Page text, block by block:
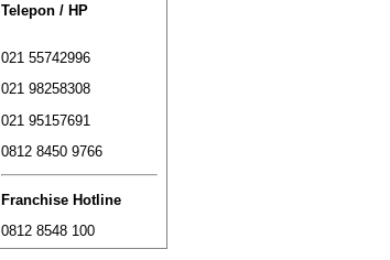
Telepon / HP
021 55742996
021 98258308
021 95157691
0812 8450 9766
Franchise Hotline
0812 8548 100